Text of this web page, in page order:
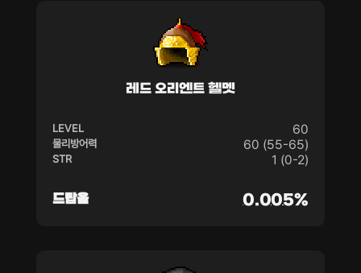
레드 오리엔트 헬멧
LEVEL 60
물리방어력 60 (55-65)
STR 1 (0-2)
드랍율 0.005%